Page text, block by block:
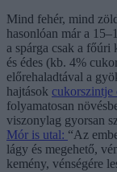
Mind fehér, mind
hasonlóan már a
a spárga csak a
és édes (kb. 4%
előrehaladtával a
hajtások cukorszintje
folyamatosan
viszonylag gyorsan
Mór is utal: “Az
lágy és megehető,
kemény, vénségére